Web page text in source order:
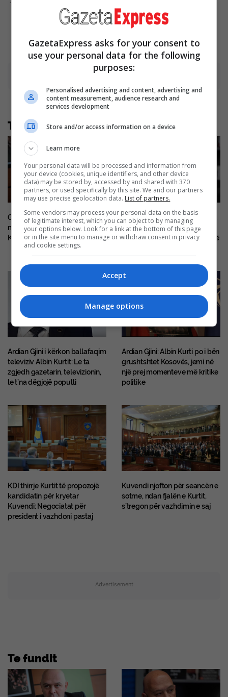
In Our Hearts
Brainberries
Brainberries
Advertisement
Të tjera nga rubrika
Gjini nuk e përjashton rrugën si
mjet për t’iu kundërvënë Albin
Kurtit
Gjini: Sipas informatave të mia
Kurti s’do të thërras seancë
deri në shtator, nëse LDK është
Ardian Gjini i kërkon ballafaqim
televiziv Albin Kurtit: Le ta
zgjedh gazetarin, televizionin,
le t’na dëgjojë populli
Ardian Gjini: Albin Kurti po i bën
grushtshtet Kosovës, jemi në
një prej momenteve më kritike
politike
KDI thirrje Kurtit të propozojë
kandidatin për kryetar
Kuvendi: Negociatat për
president i vazhdoni pastaj
Kuvendi njofton për seancën e
sotme, ndan fjalën e Kurtit,
s’tregon për vazhdimin e saj
Advertisement
Te fundit
GazetaExpress asks for your consent to
use your personal data for the following
purposes:
Personalised advertising and content, advertising and
content measurement, audience research and
services development
Store and/or access information on a device
Learn more
Your personal data will be processed and information from
your device (cookies, unique identifiers, and other device
data) may be stored by, accessed by and shared with 370
partners, or used specifically by this site. We and our partners
may use precise geolocation data. List of partners.
Some vendors may process your personal data on the basis
of legitimate interest, which you can object to by managing
your options below. Look for a link at the bottom of this page
or in the site menu to manage or withdraw consent in privacy
and cookie settings.
Accept
Manage options